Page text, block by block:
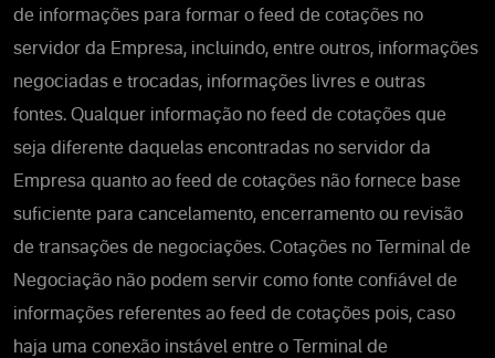
de informações para formar o feed de cotações no
servidor da Empresa, incluindo, entre outros, informações
negociadas e trocadas, informações livres e outras
fontes. Qualquer informação no feed de cotações que
seja diferente daquelas encontradas no servidor da
Empresa quanto ao feed de cotações não fornece base
suficiente para cancelamento, encerramento ou revisão
de transações de negociações. Cotações no Terminal de
Negociação não podem servir como fonte confiável de
informações referentes ao feed de cotações pois, caso
haja uma conexão instável entre o Terminal de